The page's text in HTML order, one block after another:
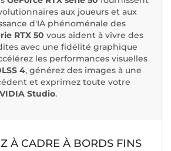
aux joueurs et aux
d'IA phénoménale des
RTX 50 vous aident à vivre des
avec une fidélité graphique
les performances visuelles
4, générez des images à une
et exprimez toute votre
Studio.
À CADRE À BORDS FINS